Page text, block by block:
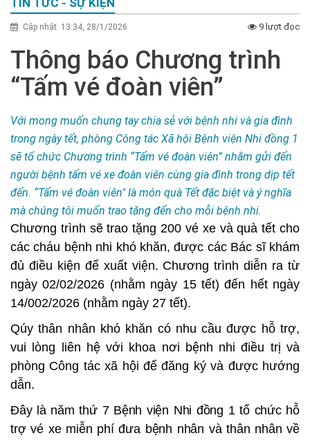
TIN TỨC - SỰ KIỆN
Cập nhật: 13:34, 28/1/2026 9 lượt đọc
Thông báo Chương trình
“Tấm vé đoàn viên”
Với mong muốn chung tay chia sẻ với bệnh nhi và gia đình
trong ngày tết, phòng Công tác Xã hội Bệnh viện Nhi đồng 1
sẽ tổ chức Chương trình “Tấm vé đoàn viên” nhằm gửi đến
người bệnh tấm vé xe đoàn viên cùng gia đình trong dịp tết
đến. “Tấm vé đoàn viên" là món quà Tết đặc biệt và ý nghĩa
mà chúng tôi muốn trao tặng đến cho mỗi bệnh nhi.
Chương trình sẽ trao tặng 200 vé xe và quà tết cho
các cháu bệnh nhi khó khăn, được các Bác sĩ khám
đủ điều kiện để xuất viện. Chương trình diễn ra từ
ngày 02/02/2026 (nhằm ngày 15 tết) đến hết ngày
14/002/2026 (nhằm ngày 27 tết).
Qúy thân nhân khó khăn có nhu cầu được hỗ trợ,
vui lòng liên hệ với khoa nơi bệnh nhi điều trị và
phòng Công tác xã hội để đăng ký và được hướng
dẫn.
Đây là năm thứ 7 Bệnh viện Nhi đồng 1 tổ chức hỗ
trợ vé xe miễn phí đưa bệnh nhân và thân nhân về